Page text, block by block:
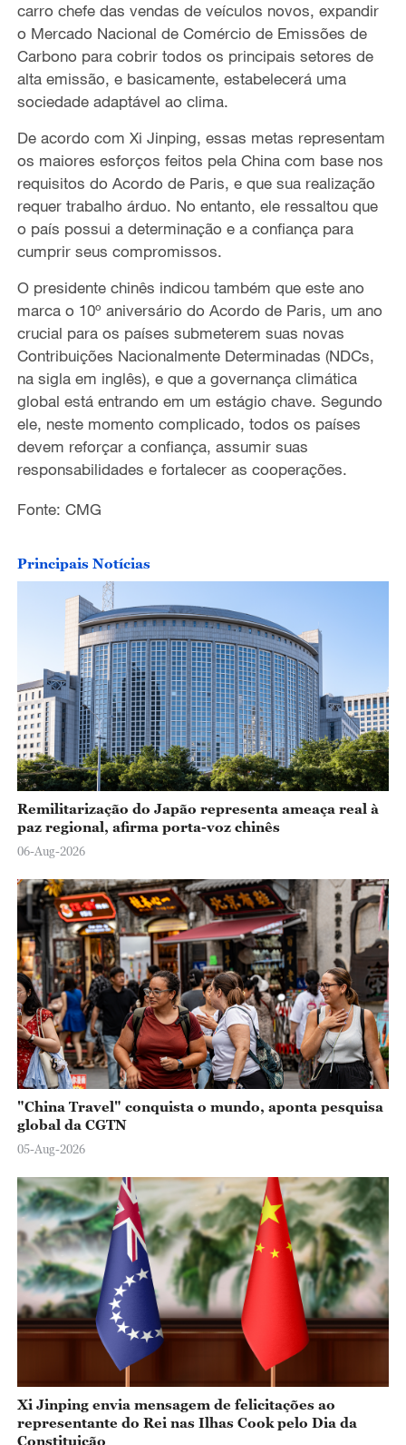
carro chefe das vendas de veículos novos, expandir
o Mercado Nacional de Comércio de Emissões de
Carbono para cobrir todos os principais setores de
alta emissão, e basicamente, estabelecerá uma
sociedade adaptável ao clima.
De acordo com Xi Jinping, essas metas representam
os maiores esforços feitos pela China com base nos
requisitos do Acordo de Paris, e que sua realização
requer trabalho árduo. No entanto, ele ressaltou que
o país possui a determinação e a confiança para
cumprir seus compromissos.
O presidente chinês indicou também que este ano
marca o 10º aniversário do Acordo de Paris, um ano
crucial para os países submeterem suas novas
Contribuições Nacionalmente Determinadas (NDCs,
na sigla em inglês), e que a governança climática
global está entrando em um estágio chave. Segundo
ele, neste momento complicado, todos os países
devem reforçar a confiança, assumir suas
responsabilidades e fortalecer as cooperações.
Fonte: CMG
Principais Notícias
Remilitarização do Japão representa ameaça real à
paz regional, afirma porta-voz chinês
06-Aug-2026
"China Travel" conquista o mundo, aponta pesquisa
global da CGTN
05-Aug-2026
Xi Jinping envia mensagem de felicitações ao
representante do Rei nas Ilhas Cook pelo Dia da
Constituição